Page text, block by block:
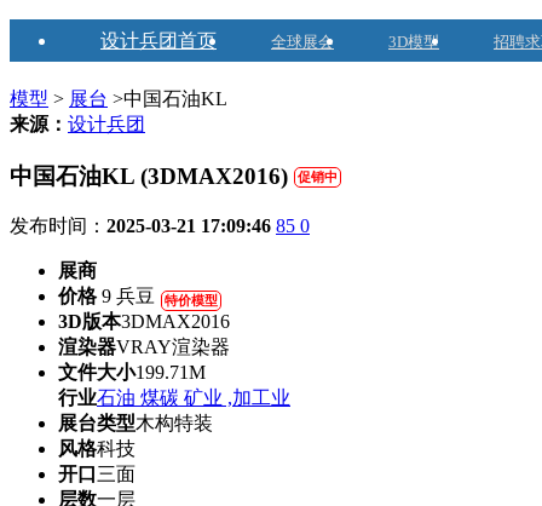
设计兵团首页 全球展会 3D模型 招聘
模型 > 展台 >中国石油KL
来源： 设计兵团
中国石油KL (3DMAX2016) 促销中
发布时间： 2025-03-21 17:09:46 85 0
展商
价格9 兵豆 特价模型
3D版本3DMAX2016
渲染器VRAY渲染器
文件大小199.71M
行业石油 煤碳 矿业 ,加工业
展台类型木构特装
风格科技
开口 三面
层数一层